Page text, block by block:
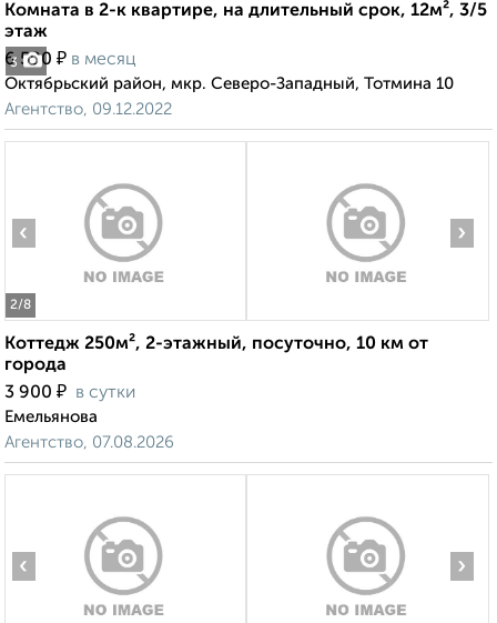
3
Комната в 2-к квартире, на длительный срок, 12м², 3/5
этаж
6 500 ₽ в месяц
Октябрьский район, мкр. Северо-Западный, Тотмина 10
Агентство, 09.12.2022
2/8
‹ ›
Коттедж 250м², 2-этажный, посуточно, 10 км от
города
3 900 ₽ в сутки
Емельянова
Агентство, 07.08.2026
‹ ›